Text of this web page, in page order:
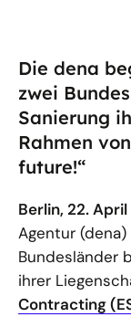
Die dena
zwei
Sanierung
Rahmen
future!“
Berlin, 22.
Agentur
Bundesländer
ihrer
Contracting